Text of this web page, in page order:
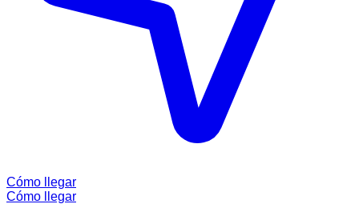
Cómo llegar
Cómo llegar